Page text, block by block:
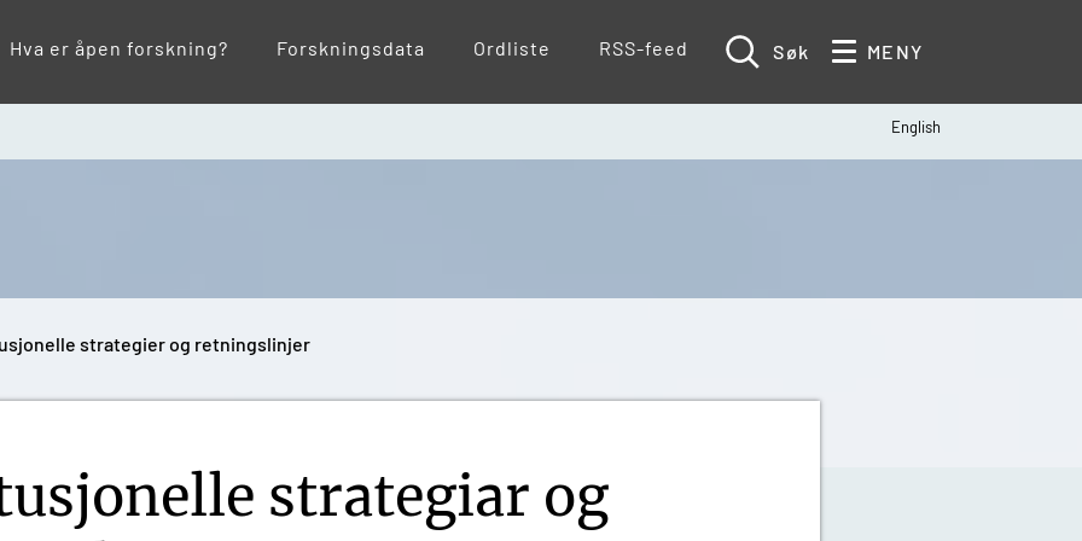
Hva er åpen forskning? Forskningsdata Ordliste RSS-feed Søk MENY
English
strategier og retningslinjer
strategiar og